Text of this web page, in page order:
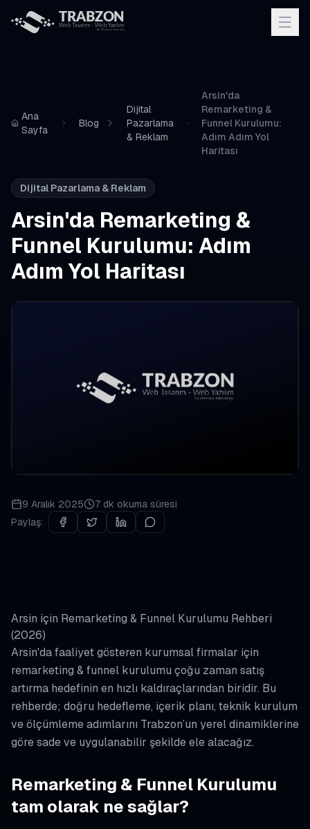
Ana
Sayfa
Blog
Dijital
Pazarlama
& Reklam
Arsin'da
Remarketing &
Funnel Kurulumu:
Adım Adım Yol
Haritası
Dijital Pazarlama & Reklam
Arsin'da Remarketing &
Funnel Kurulumu: Adım
Adım Yol Haritası
9 Aralık 2025 7 dk okuma süresi
Paylaş:
Arsin için Remarketing & Funnel Kurulumu Rehberi
(2026)
Arsin'da faaliyet gösteren kurumsal firmalar için
remarketing & funnel kurulumu çoğu zaman satış
artırma hedefinin en hızlı kaldıraçlarından biridir. Bu
rehberde; doğru hedefleme, içerik planı, teknik kurulum
ve ölçümleme adımlarını Trabzon’un yerel dinamiklerine
göre sade ve uygulanabilir şekilde ele alacağız.
Remarketing & Funnel Kurulumu
tam olarak ne sağlar?